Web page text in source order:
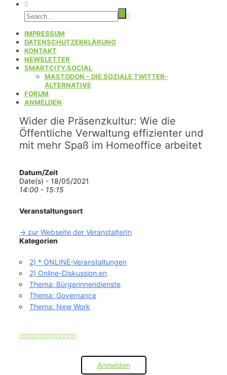
IMPRESSUM
DATENSCHUTZERKLÄRUNG
KONTAKT
NEWSLETTER
SMARTCITY.SOCIAL
MASTODON – DIE SOZIALE TWITTER-
ALTERNATIVE
FORUM
ANMELDEN
Wider die Präsenzkultur: Wie die
Öffentliche Verwaltung effizienter und
mit mehr Spaß im Homeoffice arbeitet
Datum/Zeit
Date(s) - 18/05/2021
14:00 - 15:15
Veranstaltungsort
-> zur Webseite der VeranstalterIn
Kategorien
2) * ONLINE-Veranstaltungen
2) Online-Diskussion:en
Thema: Bürgerinnendienste
Thema: Governance
Thema: New Work
Anmelden